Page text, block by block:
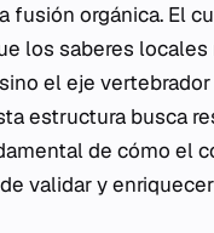
fusión orgánica. El
los saberes locales
el eje
estructura busca
de cómo el
validar y